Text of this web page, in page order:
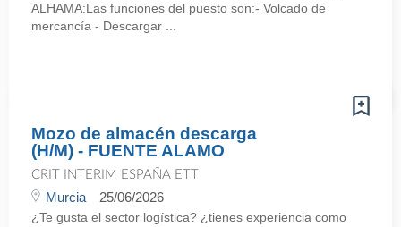
ALHAMA:Las funciones del puesto son:- Volcado de
mercancía - Descargar ...
Mozo de almacén descarga
(H/M) - FUENTE ALAMO
CRIT INTERIM ESPAÑA ETT
Murcia 25/06/2026
¿Te gusta el sector logística? ¿tienes experiencia como